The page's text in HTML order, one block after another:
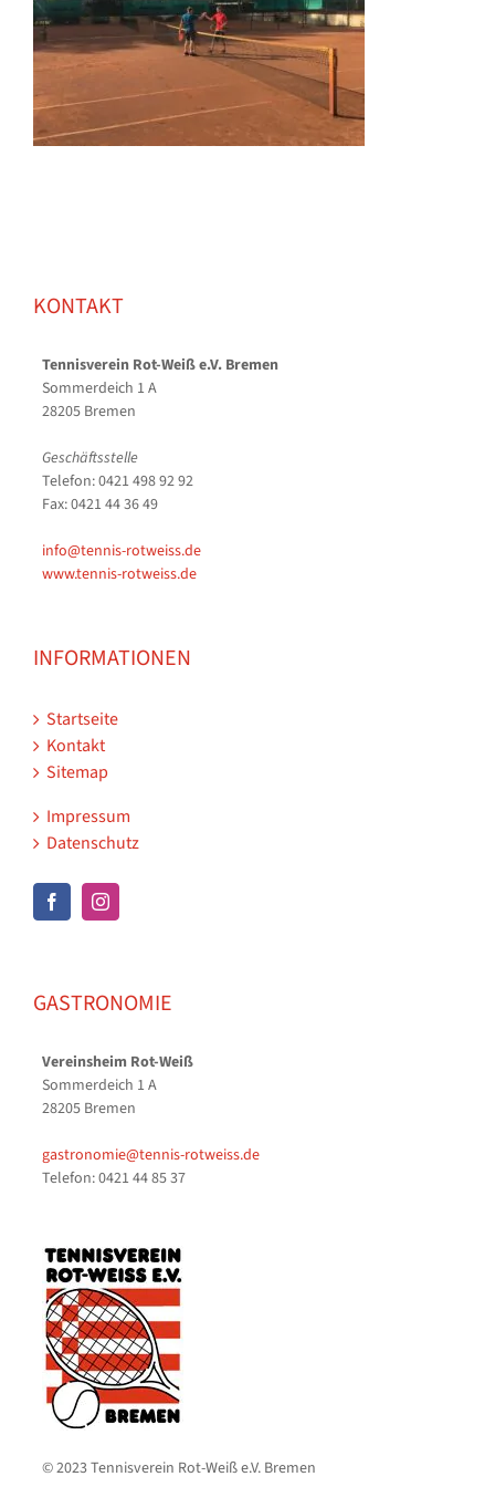
KONTAKT
Tennisverein Rot-Weiß e.V. Bremen
Sommerdeich 1 A
28205 Bremen
Geschäftsstelle
Telefon: 0421 498 92 92
Fax: 0421 44 36 49
info@tennis-rotweiss.de
www.tennis-rotweiss.de
INFORMATIONEN
Startseite
Kontakt
Sitemap
Impressum
Datenschutz
GASTRONOMIE
Vereinsheim Rot-Weiß
Sommerdeich 1 A
28205 Bremen
gastronomie@tennis-rotweiss.de
Telefon: 0421 44 85 37
© 2023 Tennisverein Rot-Weiß e.V. Bremen